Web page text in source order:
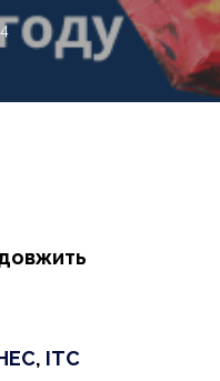
, ІТС